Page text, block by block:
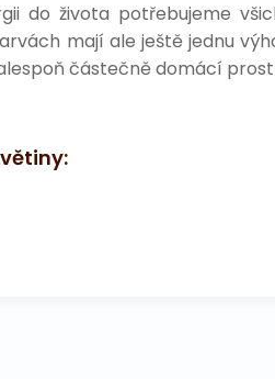
do života potřebujeme
mají ale ještě jednu
částečně domácí